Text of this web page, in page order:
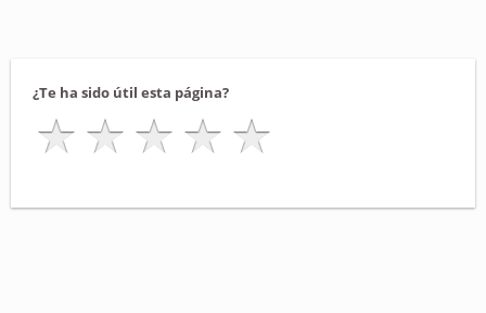
¿Te ha sido útil esta página?